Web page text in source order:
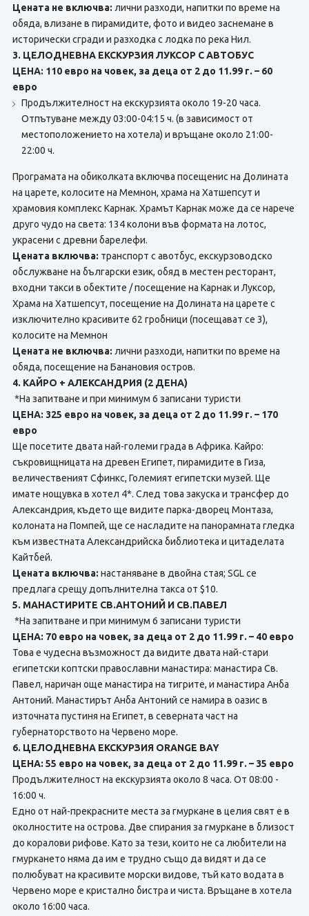
Цената не включва: лични разходи, напитки по време на
обяда, влизане в пирамидите, фото и видео заснемане в
исторически сгради и разходка с лодка по река Нил.
3. ЦЕЛОДНЕВНА ЕКСКУРЗИЯ ЛУКСОР С АВТОБУС
ЦЕНА: 110 евро на човек, за деца от 2 до 11.99 г. – 60
евро
Продължителност на екскурзията около 19-20 часа.
Отпътуване между 03:00-04:15 ч. (в зависимост от
местоположението на хотела) и връщане около 21:00-
22:00 ч.
Програмата на обиколката включва посещенис на Долината
на царете, колосите на Мемнон, храма на Хатшепсут и
храмовия комплекс Карнак. Храмът Карнак може да се нарече
друго чудо на света: 134 колони във формата на лотос,
украсени с древни барелефи.
Цената включва: транспорт с авотбус, екскурзоводско
обслужване на български език, обяд в местен ресторант,
входни такси в обектите / посещение на Карнак и Луксор,
Храма на Хатшепсут, посещение на Долината на царете с
изключително красивите 62 гробници (посещават се 3),
колосите на Мемнон
Цената не включва: лични разходи, напитки по време на
обяда, посещение на Банановия остров.
4. КАЙРО + АЛЕКСАНДРИЯ (2 ДЕНА)
*На запитване и при минимум 6 записани туристи
ЦЕНА: 325 евро на човек, за деца от 2 до 11.99 г. – 170
евро
Ще посетите двата най-големи града в Африка. Кайро:
съкровищницата на древен Египет, пирамидите в Гиза,
величественият Сфинкс, Големият египетски музей. Ще
имате нощувка в хотел 4*. След това закуска и трансфер до
Александрия, където ще видите парка-дворец Монтаза,
колоната на Помпей, ще се насладите на панорамната гледка
към известната Александрийска библиотека и цитаделата
Кайтбей.
Цената включва: настаняване в двойна стая; SGL се
предлага срещу допълнителна такса от $10.
5. МАНАСТИРИТЕ СВ.АНТОНИЙ И СВ.ПАВЕЛ
*На запитване и при минимум 6 записани туристи
ЦЕНА: 70 евро на човек, за деца от 2 до 11.99 г. – 40 евро
Това е чудесна възможност да видите двата най-стари
египетски коптски православни манастира: манастира Св.
Павел, наричан още манастира на тигрите, и манастира Анба
Антоний. Манастирът Анба Антоний се намира в оазис в
източната пустиня на Египет, в северната част на
губернаторството на Червено море.
6. ЦЕЛОДНЕВНА ЕКСКУРЗИЯ ORANGE BAY
ЦЕНА: 55 евро на човек, за деца от 2 до 11.99 г. – 35 евро
Продължителност на екскурзията около 8 часа. От 08:00 -
16:00 ч.
Едно от най-прекрасните места за гмуркане в целия свят е в
околностите на острова. Две спирания за гмуркане в близост
до коралови рифове. Като за тези, които не са любители на
гмуркането няма да им е трудно също да видят и да се
полюбуват на красивите морски видове, тъй като водата в
Червено море е кристално бистра и чиста. Връщане в хотела
около 16:00 часа.